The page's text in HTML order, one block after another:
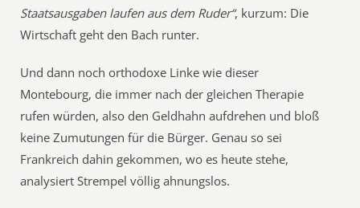
Staatsausgaben laufen aus dem Ruder“, kurzum: Die
Wirtschaft geht den Bach runter.
Und dann noch orthodoxe Linke wie dieser
Montebourg, die immer nach der gleichen Therapie
rufen würden, also den Geldhahn aufdrehen und bloß
keine Zumutungen für die Bürger. Genau so sei
Frankreich dahin gekommen, wo es heute stehe,
analysiert Strempel völlig ahnungslos.